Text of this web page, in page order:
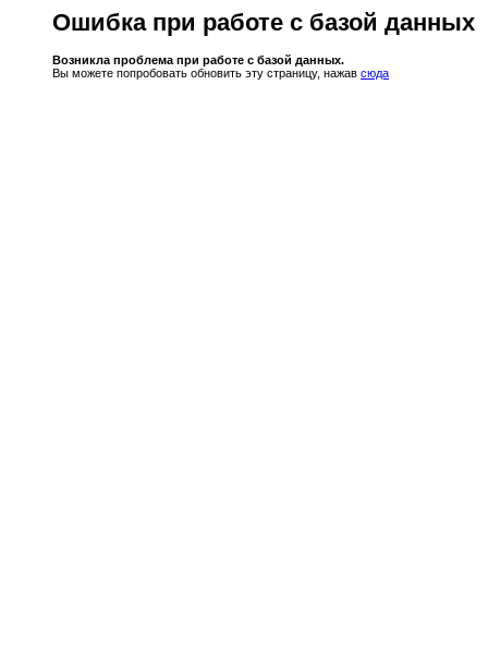
Ошибка при работе с базой данных
Возникла проблема при работе с базой данных.
Вы можете попробовать обновить эту страницу, нажав сюда